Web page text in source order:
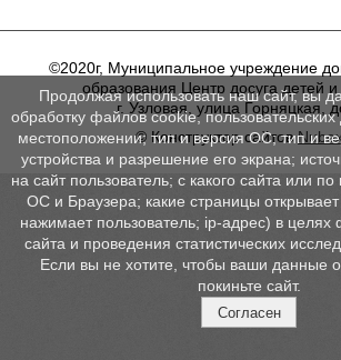
©2020г, Муниципальное учреждение
образования Центр досуга детей
г. Узловая, улица Горняцкая,
© Конструктор сайтов
Продолжая использовать наш сайт, вы
обработку файлов cookie,
местоположении; тип и версия ОС; тип и
устройства и разрешение его экрана;
на сайт пользователь; с какого сайта или
ОС и Браузера; какие страницы открывает
нажимает пользователь; ip-адрес) в целях
сайта и проведения статистических
Если вы не хотите, чтобы ваши данные
покиньте сайт.
Согласен